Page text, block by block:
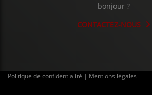
bonjour ?
CONTACTEZ-NOUS
Politique de confidentialité | Mentions légales